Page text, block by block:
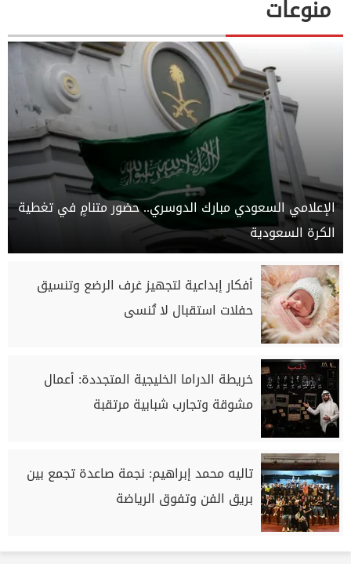
منوعات
الإعلامي السعودي مبارك الدوسري.. حضور متنامٍ في تغطية
الكرة السعودية
أفكار إبداعية لتجهيز غرف الرضع وتنسيق
حفلات استقبال لا تُنسى
خريطة الدراما الخليجية المتجددة: أعمال
مشوقة وتجارب شبابية مرتقبة
تاليه محمد إبراهيم: نجمة صاعدة تجمع بين
بريق الفن وتفوق الرياضة